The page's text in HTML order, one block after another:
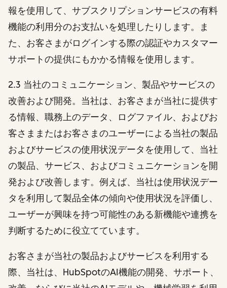
報を使用して、サブスクリプションサービスの有料
機能の利用分のお支払いを処理したりします。ま
た、お客さまがログインする際の認証やカスタマー
サポートの提供にもかかる情報を使用します。
2.3 当社のコミュニケーション、製品やサービスの
改善および開発。当社は、お客さまが当社に提供す
る情報、職務上のデータ、ログファイル、およびお
客さままたはお客さまのユーザーによる当社の製品
およびサービスの使用状況データを使用して、当社
の製品、サービス、およびコミュニケーションを開
発および改善します。例えば、当社は使用状況デー
タを利用して製品全体の傾向や使用状況を評価し、
ユーザーが興味を持つ可能性のある新機能や連携を
判断するために役立てています。
お客さまが当社の製品およびサービスを利用する
際、当社は、HubSpotのAI機能の開発、サポート、